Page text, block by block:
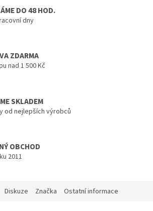
DO 48 HOD.
dny
ZDARMA
nad 1 500 Kč
SKLADEM
od nejlepších výrobců
OBCHOD
2011
Diskuze Značka Ostatní informace